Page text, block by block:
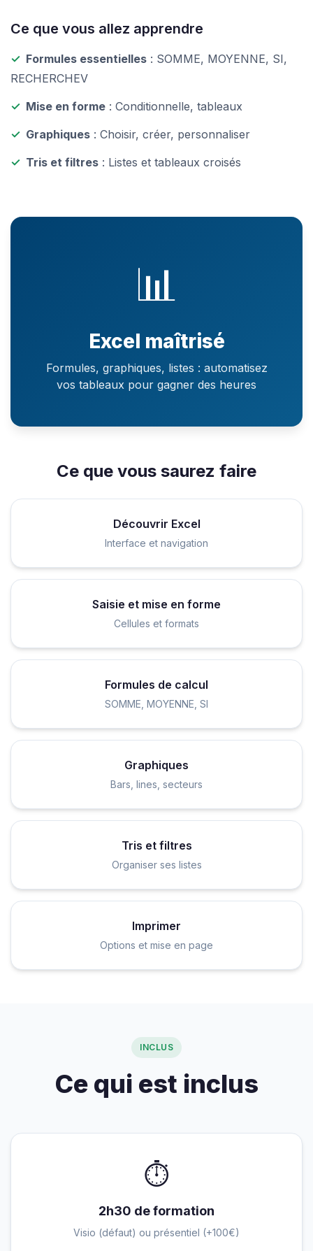
Ce que vous allez apprendre
✓ Formules essentielles : SOMME, MOYENNE, SI,
RECHERCHEV
✓ Mise en forme : Conditionnelle, tableaux
✓ Graphiques : Choisir, créer, personnaliser
✓ Tris et filtres : Listes et tableaux croisés
📊
Excel maîtrisé
Formules, graphiques, listes : automatisez
vos tableaux pour gagner des heures
Ce que vous saurez faire
Découvrir Excel
Interface et navigation
Saisie et mise en forme
Cellules et formats
Formules de calcul
SOMME, MOYENNE, SI
Graphiques
Bars, lines, secteurs
Tris et filtres
Organiser ses listes
Imprimer
Options et mise en page
INCLUS
Ce qui est inclus
⏱
2h30 de formation
Visio (défaut) ou présentiel (+100€)